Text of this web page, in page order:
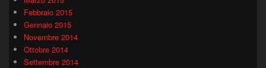
Febbraio 2015
Gennaio 2015
Novembre 2014
Ottobre 2014
Settembre 2014